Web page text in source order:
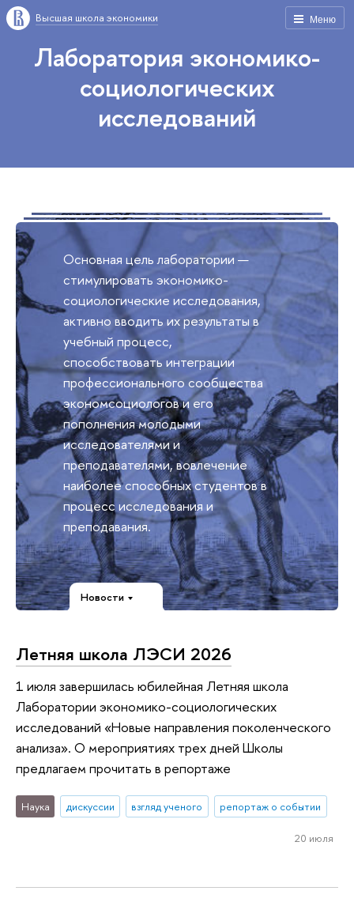
Меню
Высшая школа экономики
Лаборатория экономико-
социологических
исследований
Основная цель лаборатории —
стимулировать экономико-
социологические исследования,
активно вводить их результаты в
учебный процесс,
способствовать интеграции
профессионального сообщества
экономсоциологов и его
пополнения молодыми
исследователями и
преподавателями, вовлечение
наиболее способных студентов в
процесс исследования и
преподавания.
Новости
Летняя школа ЛЭСИ 2026
1 июля завершилась юбилейная Летняя школа
Лаборатории экономико-социологических
исследований «Новые направления поколенческого
анализа». О мероприятиях трех дней Школы
предлагаем прочитать в репортаже
Наука дискуссии взгляд ученого репортаж о событии
20 июля